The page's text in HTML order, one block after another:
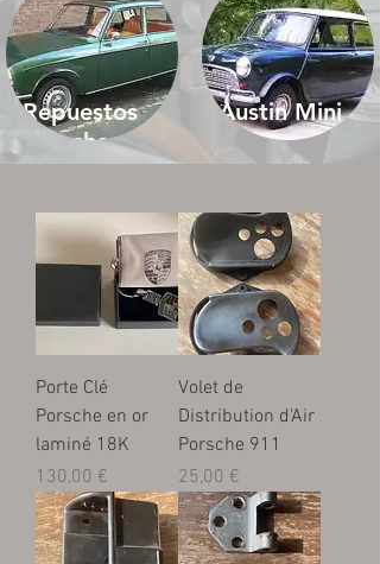
Repuestos
Porschemania
para coches
Peugeot
Austin Mini
Porte Clé
Porsche en or
laminé 18K
Prix
130,00 €
Volet de
Distribution d'Air
Porsche 911
Prix
25,00 €